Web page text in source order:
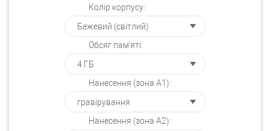
Колір корпусу:
Обсяг пам'яті:
Нанесення (зона А1):
Нанесення (зона А2):